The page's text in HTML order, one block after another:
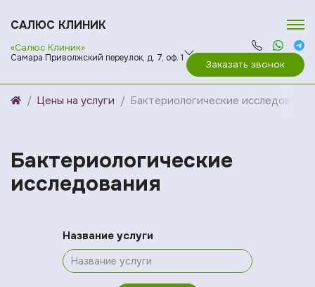
САЛЮС КЛИНИК
«Салюс Клиник»
Самара Приволжский переулок, д. 7, оф. 1
Заказать звонок
Цены на услуги Бактериологические исследования
Бактериологические
исследования
Название услуги